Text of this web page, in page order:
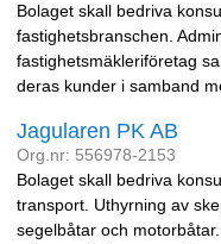
Bolaget skall bedriva
fastighetsbranschen.
fastighetsmäkleriföretag
deras kunder i samband
Jagularen PK AB
Org.nr: 556978-2153
Bolaget skall bedriva
transport. Uthyrning av
segelbåtar och